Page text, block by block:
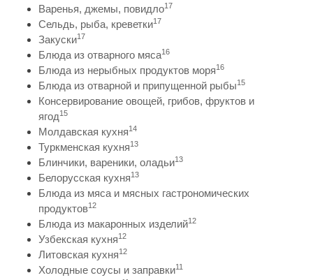
Варенья, джемы, повидло17
Сельдь, рыба, креветки17
Закуски17
Блюда из отварного мяса16
Блюда из нерыбных продуктов моря16
Блюда из отварной и припущенной рыбы15
Консервирование овощей, грибов, фруктов и
ягод15
Молдавская кухня14
Туркменская кухня13
Блинчики, вареники, оладьи13
Белорусская кухня13
Блюда из мяса и мясных гастрономических
продуктов12
Блюда из макаронных изделий12
Узбекская кухня12
Литовская кухня12
Холодные соусы и заправки11